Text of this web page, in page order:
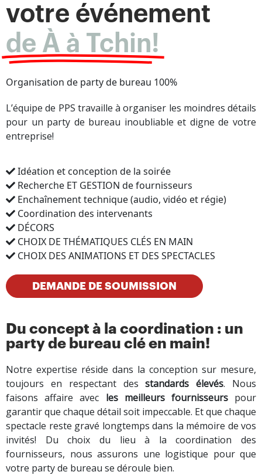
votre événement
de À à Tchin!
Organisation de party de bureau 100%
L’équipe de PPS travaille à organiser les moindres détails
pour un party de bureau inoubliable et digne de votre
entreprise!
Idéation et conception de la soirée
Recherche ET GESTION de fournisseurs
Enchaînement technique (audio, vidéo et régie)
Coordination des intervenants
DÉCORS
CHOIX DE THÉMATIQUES CLÉS EN MAIN
CHOIX DES ANIMATIONS ET DES SPECTACLES
DEMANDE DE SOUMISSION
Du concept à la coordination : un
party de bureau clé en main!
Notre expertise réside dans la conception sur mesure,
toujours en respectant desstandards élevés. Nous
faisons affaire avec les meilleurs fournisseurs pour
garantir que chaque détail soit impeccable. Et que chaque
spectacle reste gravé longtemps dans la mémoire de vos
invités! Du choix du lieu à la coordination des
fournisseurs, nous assurons une logistique pour que
votre party de bureau se déroule bien.